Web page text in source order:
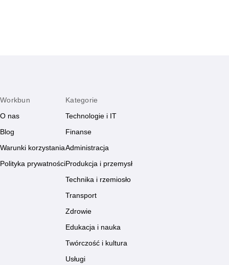
Workbun
O nas
Blog
Warunki korzystania
Polityka prywatności
Kategorie
Technologie i IT
Finanse
Administracja
Produkcja i przemysł
Technika i rzemiosło
Transport
Zdrowie
Edukacja i nauka
Twórczość i kultura
Usługi